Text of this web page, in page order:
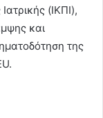
(ΙΚΠΙ),
και
της